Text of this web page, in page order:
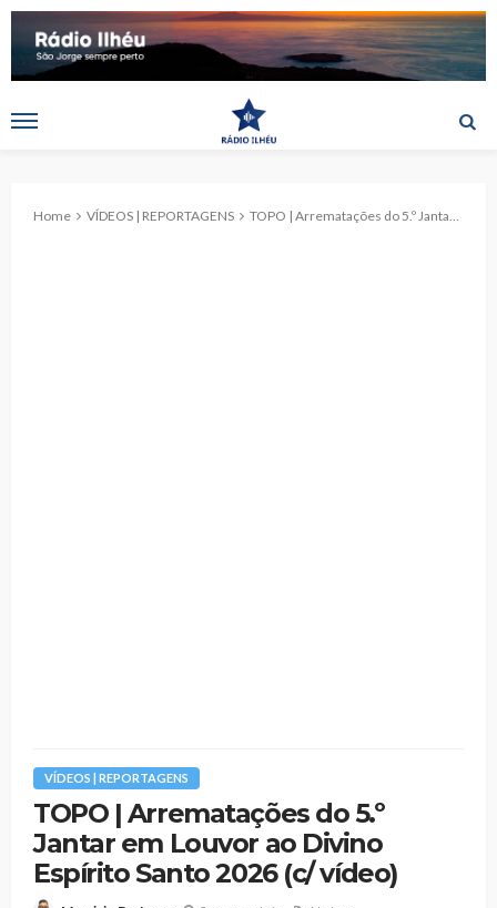
Home VÍDEOS | REPORTAGENS TOPO | Arrematações do 5.º Jantar em Louvor ao Divino Espírito Santo 2026 (c/ vídeo)
VÍDEOS | REPORTAGENS
TOPO | Arrematações do 5.º
Jantar em Louvor ao Divino
Espírito Santo 2026 (c/ vídeo)